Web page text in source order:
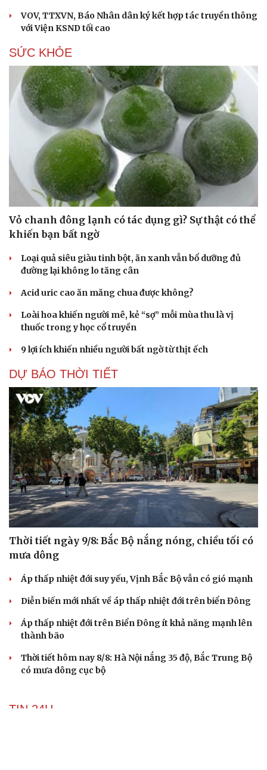
VOV, TTXVN, Báo Nhân dân ký kết hợp tác truyền thông
với Viện KSND tối cao
SỨC KHỎE
Vỏ chanh đông lạnh có tác dụng gì? Sự thật có thể
khiến bạn bất ngờ
Loại quả siêu giàu tinh bột, ăn xanh vẫn bổ dưỡng đủ
đường lại không lo tăng cân
Acid uric cao ăn măng chua được không?
Loài hoa khiến người mê, kẻ “sợ” mỗi mùa thu là vị
thuốc trong y học cổ truyền
9 lợi ích khiến nhiều người bất ngờ từ thịt ếch
DỰ BÁO THỜI TIẾT
Thời tiết ngày 9/8: Bắc Bộ nắng nóng, chiều tối có
mưa dông
Áp thấp nhiệt đới suy yếu, Vịnh Bắc Bộ vẫn có gió mạnh
Diễn biến mới nhất về áp thấp nhiệt đới trên biển Đông
Áp thấp nhiệt đới trên Biển Đông ít khả năng mạnh lên
thành bão
Thời tiết hôm nay 8/8: Hà Nội nắng 35 độ, Bắc Trung Bộ
có mưa dông cục bộ
TIN 24H